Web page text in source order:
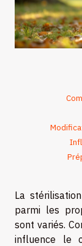
La
parmi les
sont variés.
influence le